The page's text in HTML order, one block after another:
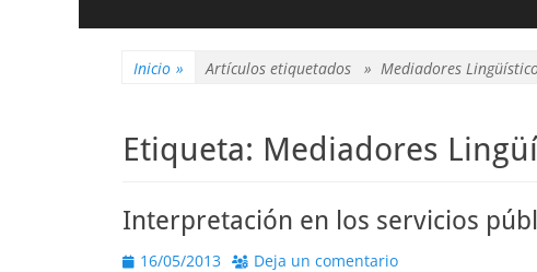
Inicio » Artículos etiquetados » Mediadores
Etiqueta: Mediadores
Interpretación en los servicios
Publicado
16/05/2013 Deja un comentario